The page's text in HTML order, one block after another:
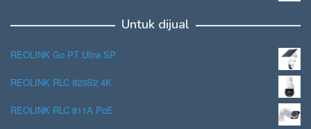
Untuk dijual
REOLINK Go PT Ultra SP
REOLINK RLC 823S2 4K
REOLINK RLC 811A PoE